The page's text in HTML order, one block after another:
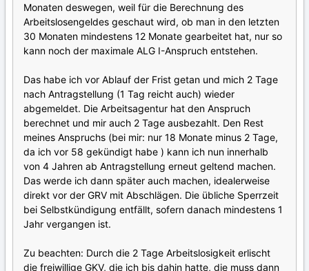
Monaten deswegen, weil für die Berechnung des
Arbeitslosengeldes geschaut wird, ob man in den letzten
30 Monaten mindestens 12 Monate gearbeitet hat, nur so
kann noch der maximale ALG I-Anspruch entstehen.
Das habe ich vor Ablauf der Frist getan und mich 2 Tage
nach Antragstellung (1 Tag reicht auch) wieder
abgemeldet. Die Arbeitsagentur hat den Anspruch
berechnet und mir auch 2 Tage ausbezahlt. Den Rest
meines Anspruchs (bei mir: nur 18 Monate minus 2 Tage,
da ich vor 58 gekündigt habe ) kann ich nun innerhalb
von 4 Jahren ab Antragstellung erneut geltend machen.
Das werde ich dann später auch machen, idealerweise
direkt vor der GRV mit Abschlägen. Die übliche Sperrzeit
bei Selbstkündigung entfällt, sofern danach mindestens 1
Jahr vergangen ist.
Zu beachten: Durch die 2 Tage Arbeitslosigkeit erlischt
die freiwillige GKV, die ich bis dahin hatte, die muss dann